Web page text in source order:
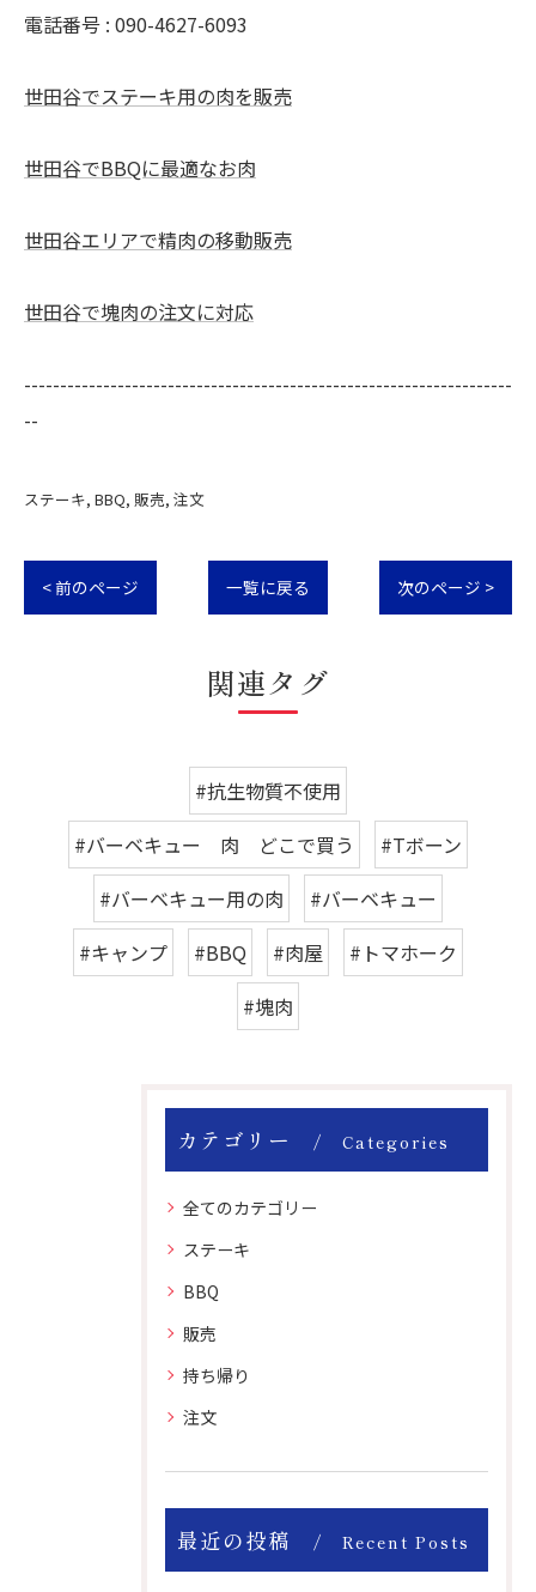
電話番号 : 090-4627-6093
世田谷でステーキ用の肉を販売
世田谷でBBQに最適なお肉
世田谷エリアで精肉の移動販売
世田谷で塊肉の注文に対応
--------------------------------------------------------------------
--
ステーキ BBQ 販売 注文
< 前のページ 一覧に戻る 次のページ >
関連タグ
#抗生物質不使用
#バーベキュー 肉 どこで買う
#Tボーン
#バーベキュー用の肉
#バーベキュー
#キャンプ
#BBQ #肉屋
#トマホーク
#塊肉
カテゴリー Categories
全てのカテゴリー
ステーキ
BBQ
販売
持ち帰り
注文
最近の投稿 Recent Posts